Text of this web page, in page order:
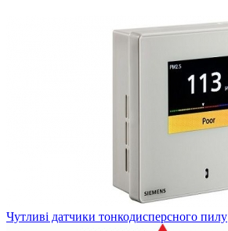
Чутливі датчики тонкодисперсного пилу